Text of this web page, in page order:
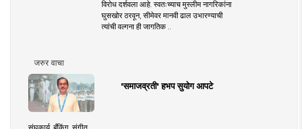
विरोध दर्शवला आहे. स्वतःच्याच मुस्लीम नागरिकांना
घुसखोर ठरवून, सीमेवर मानवी ढाल उभारण्याची
त्यांची वल्गना ही जागतिक ..
जरुर वाचा
'समाजव्रती' हभप सुयोग आपटे